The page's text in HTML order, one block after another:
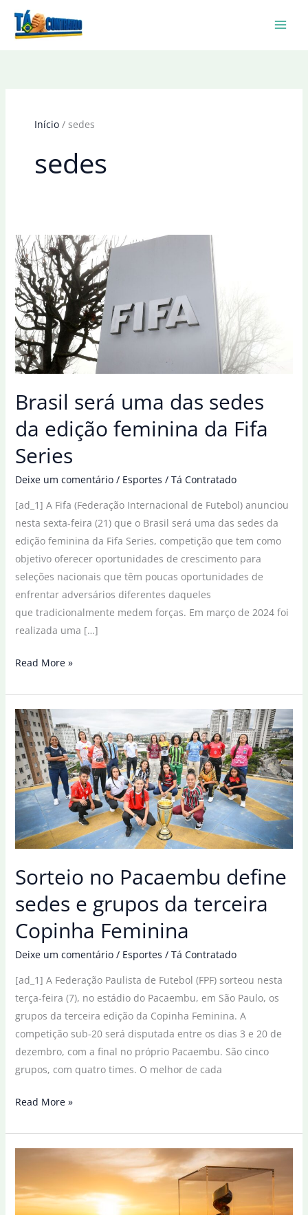
Início sedes
sedes
Brasil será uma das sedes
da edição feminina da Fifa
Series
Deixe um comentário / Esportes / Tá Contratado
[ad_1] A Fifa (Federação Internacional de Futebol) anunciou
nesta sexta-feira (21) que o Brasil será uma das sedes da
edição feminina da Fifa Series, competição que tem como
objetivo oferecer oportunidades de crescimento para
seleções nacionais que têm poucas oportunidades de
enfrentar adversários diferentes daqueles
que tradicionalmente medem forças. Em março de 2024 foi
realizada uma […]
Brasil
uma
das
sedes
da
edição
feminina
da
Series
Read More »
Sorteio no Pacaembu define
sedes e grupos da terceira
Copinha Feminina
Deixe um comentário / Esportes / Tá Contratado
[ad_1] A Federação Paulista de Futebol (FPF) sorteou nesta
terça-feira (7), no estádio do Pacaembu, em São Paulo, os
grupos da terceira edição da Copinha Feminina. A
competição sub-20 será disputada entre os dias 3 e 20 de
dezembro, com a final no próprio Pacaembu. São cinco
grupos, com quatro times. O melhor de cada
Sorteio
Pacaembu
grupos
Read More »